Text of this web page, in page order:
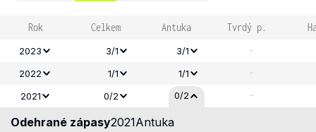
Rok Celkem Antuka Tvrdý p.
2023 3/1 3/1 -
2022 1/1 1/1 -
2021 0/2 0/2 -
Odehrané zápasy2021Antuka